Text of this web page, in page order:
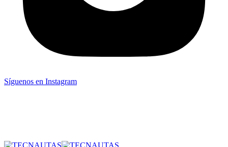
Síguenos en Instagram